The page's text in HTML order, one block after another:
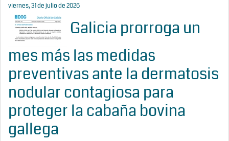
viernes, 31 de julio de 2026
Galicia prorroga un
mes más las medidas
preventivas ante la dermatosis
nodular contagiosa para
proteger la cabaña bovina
gallega